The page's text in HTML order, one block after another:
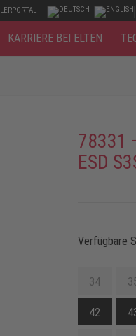
KARRIERE BEI ELTEN
78331
ESD
Verfügbare
34
42